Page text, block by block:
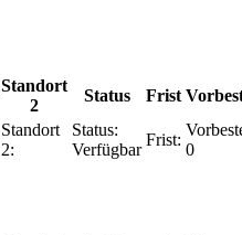
Standort
2
Status Frist
Standort
2:
Status:
Verfügbar
Frist:
0